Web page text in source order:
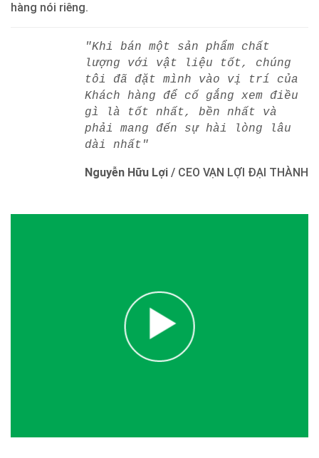
hàng nói riêng.
"Khi bán một sản phẩm chất
lượng với vật liệu tốt, chúng
tôi đã đặt mình vào vị trí của
Khách hàng để cố gắng xem điều
gì là tốt nhất, bền nhất và
phải mang đến sự hài lòng lâu
dài nhất"
Nguyễn Hữu Lợi / CEO VẠN LỢI ĐẠI THÀNH